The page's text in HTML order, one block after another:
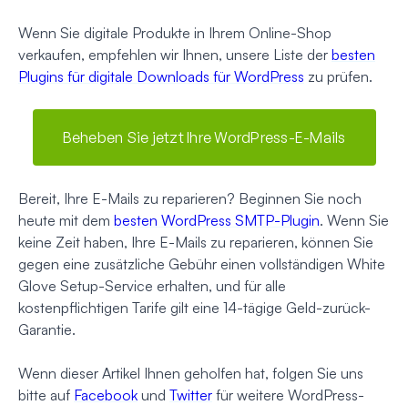
Wenn Sie digitale Produkte in Ihrem Online-Shop
verkaufen, empfehlen wir Ihnen, unsere Liste der besten
Plugins für digitale Downloads für WordPress zu prüfen.
Beheben Sie jetzt Ihre WordPress-E-Mails
Bereit, Ihre E-Mails zu reparieren? Beginnen Sie noch
heute mit dem besten WordPress SMTP-Plugin. Wenn Sie
keine Zeit haben, Ihre E-Mails zu reparieren, können Sie
gegen eine zusätzliche Gebühr einen vollständigen White
Glove Setup-Service erhalten, und für alle
kostenpflichtigen Tarife gilt eine 14-tägige Geld-zurück-
Garantie.
Wenn dieser Artikel Ihnen geholfen hat, folgen Sie uns
bitte auf Facebook und Twitter für weitere WordPress-